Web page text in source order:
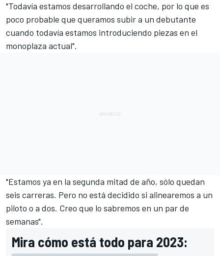
"Todavía estamos desarrollando el coche, por lo que es
poco probable que queramos subir a un debutante
cuando todavía estamos introduciendo piezas en el
monoplaza actual".
"Estamos ya en la segunda mitad de año, sólo quedan
seis carreras. Pero no está decidido si alinearemos a un
piloto o a dos. Creo que lo sabremos en un par de
semanas".
Mira cómo está todo para 2023: